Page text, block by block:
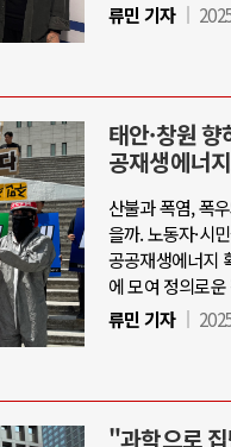
류민 기자
태안·창원
공재생에너
산불과 폭염, 폭
을까. 노동자·시
공공재생에너지
에 모여 정의로
류민 기자
"과학으로